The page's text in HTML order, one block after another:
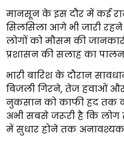
मानसून के इस दौर में कई
सिलसिला आगे भी जारी
लोगों को मौसम की
प्रशासन की सलाह का पालन
भारी बारिश के दौरान
बिजली गिरने, तेज हवाओं
नुकसान को काफी हद तक
अभी सबसे जरूरी है कि लोग
में सुधार होने तक